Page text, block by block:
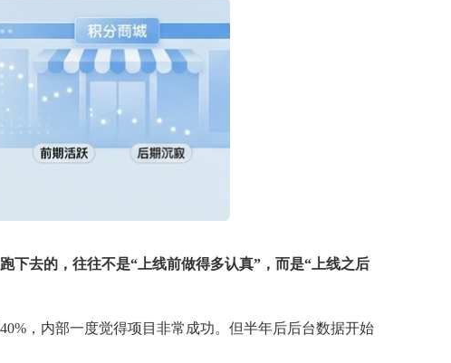
下去的，往往不是“上线前做得多认真”，而是“上线之后
，内部一度觉得项目非常成功。但半年后后台数据开始